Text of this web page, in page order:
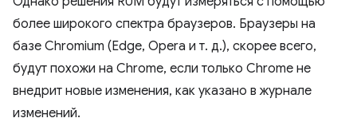
более широкого спектра браузеров. Браузеры на
базе Chromium (Edge, Opera и т. д.), скорее всего,
будут похожи на Chrome, если только Chrome не
внедрит новые изменения, как указано в журнале
изменений.